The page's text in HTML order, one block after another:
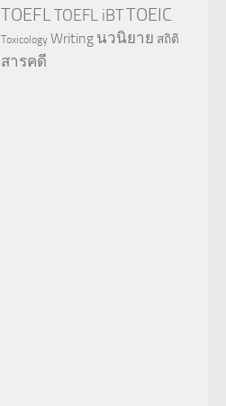
TOEFL TOEFL iBTTOEIC
Toxicology Writing นวนิยาย สถิติ
สารคดี